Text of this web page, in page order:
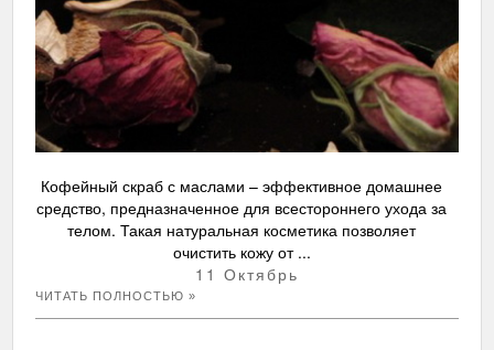
Кофейный скраб с маслами – эффективное домашнее
средство, предназначенное для всестороннего ухода за
телом. Такая натуральная косметика позволяет
очистить кожу от ...
11 Октябрь
ЧИТАТЬ ПОЛНОСТЬЮ »